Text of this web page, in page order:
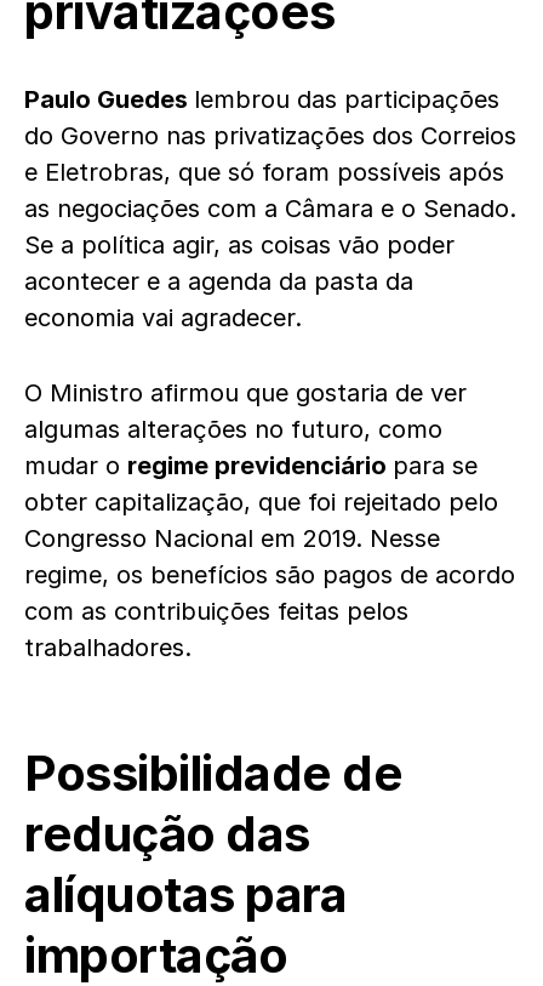
Paulo Guedes lembrou das participações
do Governo nas privatizações dos Correios
e Eletrobras, que só foram possíveis após
as negociações com a Câmara e o Senado.
Se a política agir, as coisas vão poder
acontecer e a agenda da pasta da
economia vai agradecer.
O Ministro afirmou que gostaria de ver
algumas alterações no futuro, como
mudar o regime previdenciário para se
obter capitalização, que foi rejeitado pelo
Congresso Nacional em 2019. Nesse
regime, os benefícios são pagos de acordo
com as contribuições feitas pelos
trabalhadores.
Possibilidade de
redução das
alíquotas para
importação